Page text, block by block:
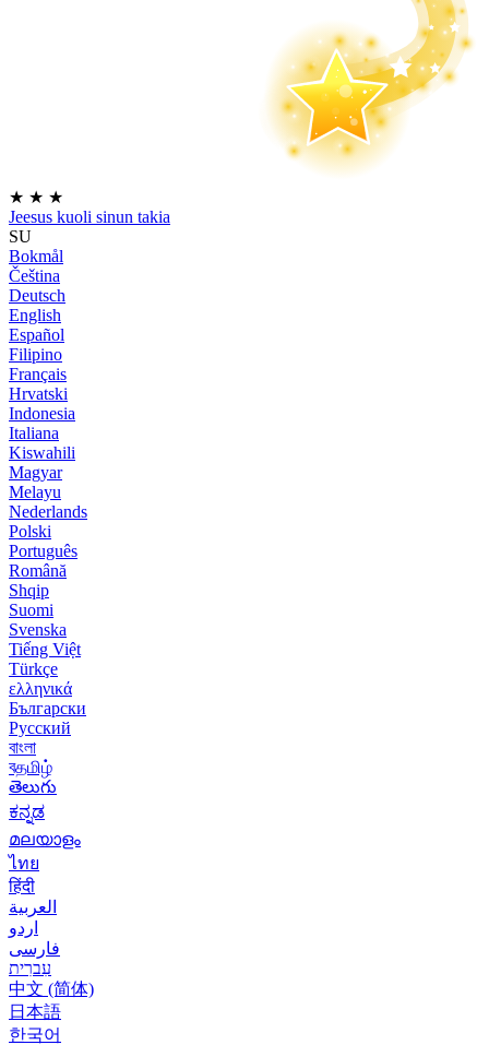
★ ★ ★
Jeesus kuoli sinun takia
SU
Bokmål
Čeština
Deutsch
English
Español
Filipino
Français
Hrvatski
Indonesia
Italiana
Kiswahili
Magyar
Melayu
Nederlands
Polski
Português
Română
Shqip
Suomi
Svenska
Tiếng Việt
Türkçe
ελληνικά
Български
Русский
বাংলা
বதமிழ்
తెలుగు
ಕನ್ನಡ
മലയാളം
ไทย
हिंदी
العربية
اردو
فارسی
עִברִית
中文 (简体)
日本語
한국어